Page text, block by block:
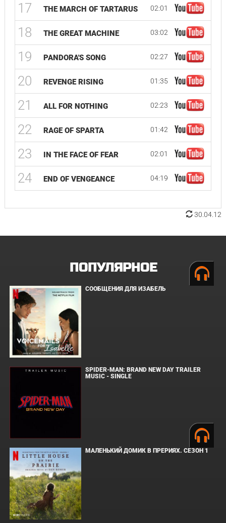
17 THE MARCH OF TARTARUS 02:01
18 THE GREAT MACHINE 03:02
19 PANDORA'S SONG 02:27
20 REVENGE RISING 01:35
21 ALL FOR NOTHING 02:23
22 RAGE OF SPARTA 01:42
23 IN THE FACE OF FEAR 02:01
24 END OF VENGEANCE 04:19
30.04.12
ПОПУЛЯРНОЕ
СООБЩЕНИЯ ДЛЯ ИЗАБЕЛЬ
SPIDER-MAN: BRAND NEW DAY TRAILER
MUSIC - SINGLE
МАЛЕНЬКИЙ ДОМИК В ПРЕРИЯХ. СЕЗОН 1